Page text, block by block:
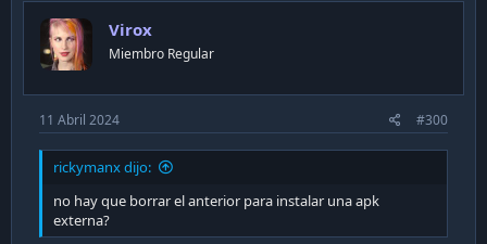
Virox
Miembro Regular
11 Abril 2024 #300
rickymanx dijo:
no hay que borrar el anterior para instalar una apk
externa?